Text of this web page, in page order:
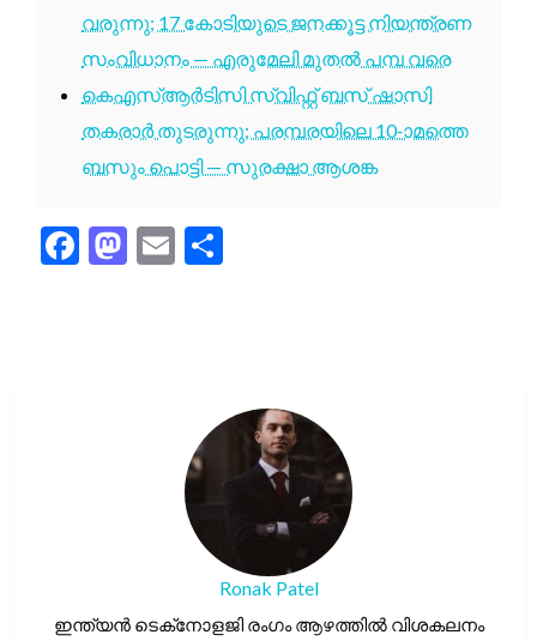
വരുന്നു; 17 കോടിയുടെ ജനക്കൂട്ട നിയന്ത്രണ
സംവിധാനം — എരുമേലി മുതൽ പമ്പ വരെ
കെഎസ്ആർടിസി സ്വിഫ്റ്റ് ബസ് ഷാസി
തകരാർ തുടരുന്നു; പരമ്പരയിലെ 10-ാമത്തെ
ബസും പൊട്ടി — സുരക്ഷാ ആശങ്ക
Facebook
Mastodon
Email
Ronak Patel
ഇന്ത്യൻ ടെക്‌നോളജി രംഗം ആഴത്തിൽ വിശകലനം